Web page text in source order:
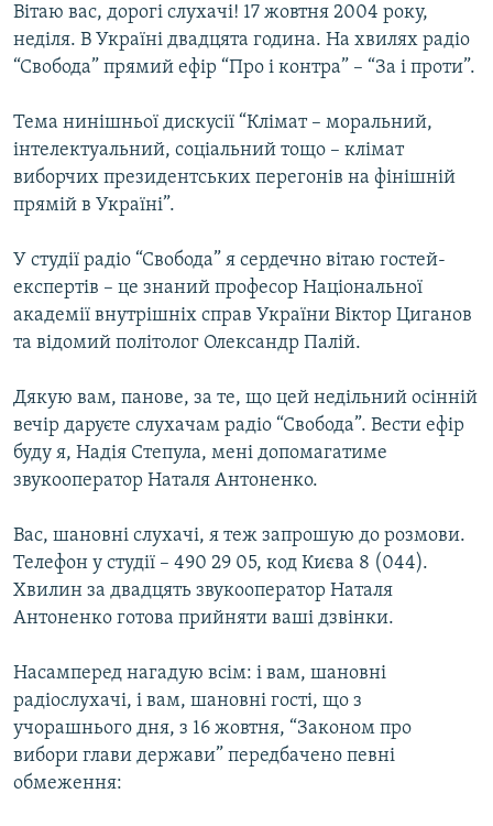
ДОЛУЧАЙСЯ!
Усі сайти RFE/RL
Вітаю вас, дорогі cлухачі! 17 жовтня 2004 року,
неділя. В Україні двадцята година. На хвилях радіо
“Свобода” прямий ефір “Про і контра” – “За і проти”.
Тема нинішньої дискусії “Клімат – моральний,
інтелектуальний, соціальний тощо – клімат
виборчих президентських перегонів на фінішній
прямій в Україні”.
У студії радіо “Свобода” я сердечно вітаю гостей-
експертів – це знаний професор Національної
академії внутрішніх справ України Віктор Циганов
та відомий політолог Олександр Палій.
Дякую вам, панове, за те, що цей недільний осінній
вечір даруєте слухачам радіо “Свобода”. Вести ефір
буду я, Надія Степула, мені допомагатиме
звукооператор Наталя Антоненко.
Вас, шановні слухачі, я теж запрошую до розмови.
Телефон у студії – 490 29 05, код Києва 8 (044).
Хвилин за двадцять звукооператор Наталя
Антоненко готова прийняти ваші дзвінки.
Насамперед нагадую всім: і вам, шановні
радіослухачі, і вам, шановні гості, що з
учорашнього дня, з 16 жовтня, “Законом про
вибори глави держави” передбачено певні
обмеження: